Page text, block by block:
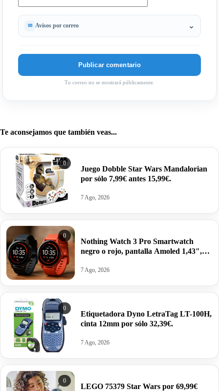
Avisos por correo
Tu correo no se mostrará públicamente.
Te aconsejamos que también veas...
0
Juego Dobble Star Wars Mandalorian
por sólo 7,99€ antes 15,99€.
7 Ago, 2026
0
Nothing Watch 3 Pro Smartwatch
negro o rojo, pantalla Amoled 1,43″,
corporal, autonomía 13 días por 62,52€
7 Ago, 2026
0
Etiquetadora Dyno LetraTag LT-100H,
cinta 12mm por sólo 32,39€.
7 Ago, 2026
0
LEGO 75379 Star Wars por 69,99€